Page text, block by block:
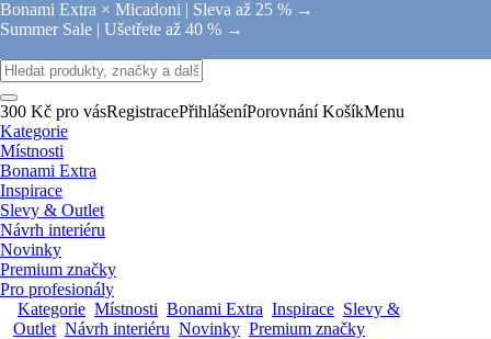
Bonami Extra × Micadoni | Sleva až 25 % →
Summer Sale | Ušetřete až 40 % →
300 Kč pro vásRegistracePřihlášeníPorovnání KošíkMenu
Kategorie
Místnosti
Bonami Extra
Inspirace
Slevy & Outlet
Návrh interiéru
Novinky
Premium značky
Pro profesionály
Kategorie Místnosti Bonami Extra Inspirace Slevy &
Outlet Návrh interiéru Novinky Premium značky